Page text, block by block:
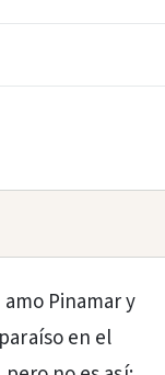
Pinamar y
en el